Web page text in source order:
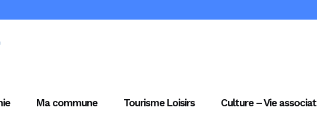
Ma commune Tourisme Loisirs Culture – Vie